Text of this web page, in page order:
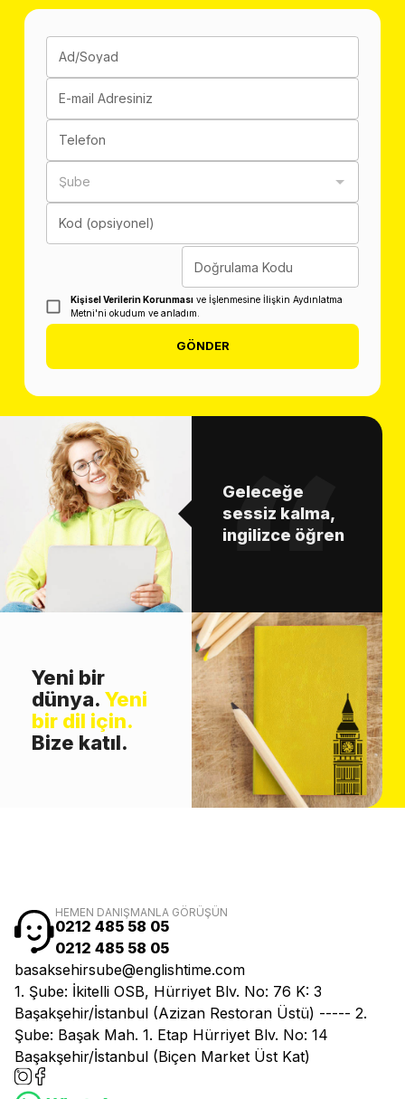
Ad/Soyad
E-mail Adresiniz
Telefon
Şube
Kod (opsiyonel)
Doğrulama Kodu
Kişisel Verilerin Korunması ve İşlenmesine İlişkin Aydınlatma
Metni'ni okudum ve anladım.
GÖNDER
Geleceğe
sessiz kalma,
ingilizce öğren
Yeni bir
dünya. Yeni
bir dil için.
Bize katıl.
HEMEN DANIŞMANLA GÖRÜŞÜN
0212 485 58 05
0212 485 58 05
basaksehirsube@englishtime.com
1. Şube: İkitelli OSB, Hürriyet Blv. No: 76 K: 3
Başakşehir/İstanbul (Azizan Restoran Üstü) ----- 2.
Şube: Başak Mah. 1. Etap Hürriyet Blv. No: 14
Başakşehir/İstanbul (Biçen Market Üst Kat)